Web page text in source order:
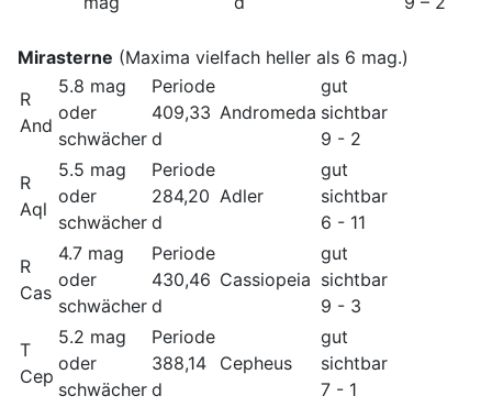
Mirasterne (Maxima vielfach heller als 6 mag.)
R
And
5.8 mag
oder
schwächer
Periode
409,33
d
Andromeda
gut
sichtbar
9 - 2
R
Aql
5.5 mag
oder
schwächer
Periode
284,20
d
Adler
gut
sichtbar
6 - 11
R
Cas
4.7 mag
oder
schwächer
Periode
430,46
d
Cassiopeia
gut
sichtbar
9 - 3
T
Cep
5.2 mag
oder
schwächer
Periode
388,14
d
Cepheus
gut
sichtbar
7 - 1